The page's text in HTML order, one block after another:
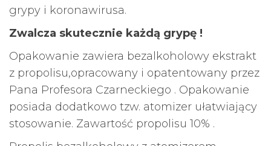
grypy i koronawirusa.
Zwalcza skutecznie każdą grypę !
Opakowanie zawiera bezalkoholowy ekstrakt
z propolisu,opracowany i opatentowany przez
Pana Profesora Czarneckiego . Opakowanie
posiada dodatkowo tzw. atomizer ułatwiający
stosowanie. Zawartość propolisu 10% .